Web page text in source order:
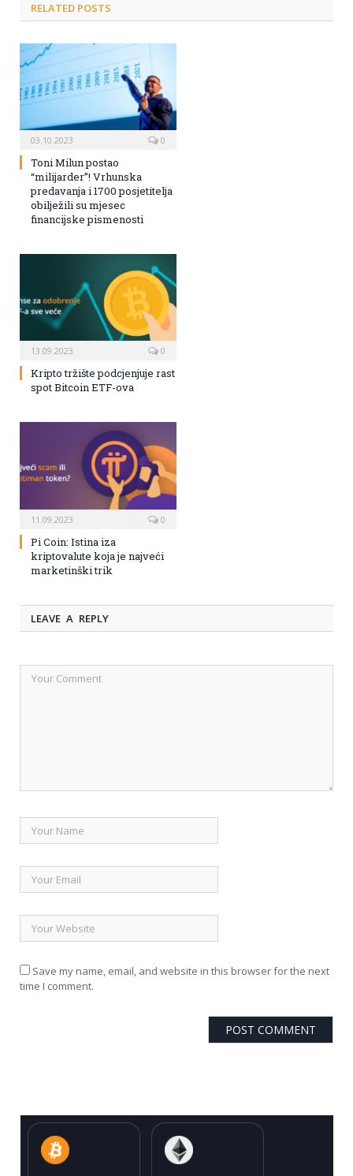
RELATED POSTS
03.10.2023 0
Toni Milun postao
“milijarder”! Vrhunska
predavanja i 1700 posjetitelja
obilježili su mjesec
financijske pismenosti
13.09.2023 0
Kripto tržište podcjenjuje rast
spot Bitcoin ETF-ova
11.09.2023 0
Pi Coin: Istina iza
kriptovalute koja je najveći
marketinški trik
LEAVE A REPLY
Save my name, email, and website in this browser for the next
time I comment.